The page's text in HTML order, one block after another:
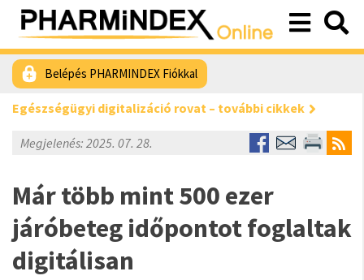
Belépés PHARMINDEX Fiókkal
Egészségügyi digitalizáció rovat – további cikkek
Megjelenés: 2025. 07. 28.
Már több mint 500 ezer
járóbeteg időpontot foglaltak
digitálisan